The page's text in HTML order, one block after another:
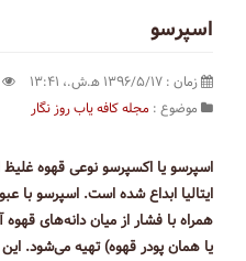
اسپرسو
زمان : ۱۳۹۶/۵/۱۷ ه‍.ش.،‏ ۱۳:۴۱
موضوع : مجله کافه یابروز نگار
ایتالیا ابداع شده‌ است. اسپرسو
همراه با فشار از میان دانه‌های
یا همان پودر قهوه) تهیه می‌شود.